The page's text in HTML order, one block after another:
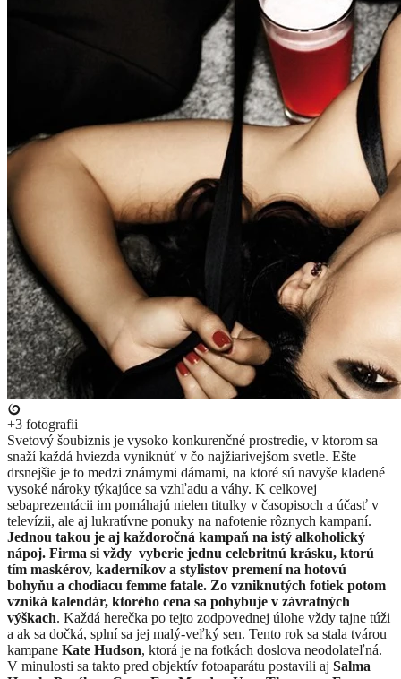
+3 fotografii
Svetový šoubiznis je vysoko konkurenčné prostredie, v ktorom sa
snaží každá hviezda vyniknúť v čo najžiarivejšom svetle. Ešte
drsnejšie je to medzi známymi dámami, na ktoré sú navyše kladené
vysoké nároky týkajúce sa vzhľadu a váhy. K celkovej
sebaprezentácii im pomáhajú nielen titulky v časopisoch a účasť v
televízii, ale aj lukratívne ponuky na nafotenie rôznych kampaní.
Jednou takou je aj každoročná kampaň na istý alkoholický
nápoj. Firma si vždy vyberie jednu celebritnú krásku, ktorú
tím maskérov, kaderníkov a stylistov premení na hotovú
bohyňu a chodiacu femme fatale. Zo vzniknutých fotiek potom
vzniká kalendár, ktorého cena sa pohybuje v závratných
výškach. Každá herečka po tejto zodpovednej úlohe vždy tajne túži
a ak sa dočká, splní sa jej malý-veľký sen. Tento rok sa stala tvárou
kampane Kate Hudson, ktorá je na fotkách doslova neodolateľná.
V minulosti sa takto pred objektív fotoaparátu postavili aj Salma